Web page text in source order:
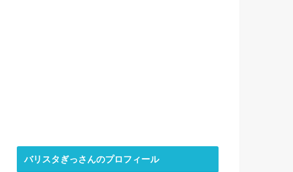
バリスタぎっさんのプロフィール